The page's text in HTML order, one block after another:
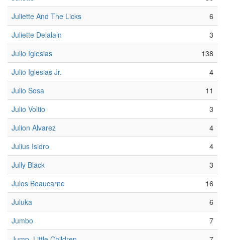
Juliette And The Licks
6
Juliette Delalain
3
Julio Iglesias
138
Julio Iglesias Jr.
4
Julio Sosa
11
Julio Voltio
3
Julion Alvarez
4
Julius Isidro
4
Jully Black
3
Julos Beaucarne
16
Juluka
6
Jumbo
7